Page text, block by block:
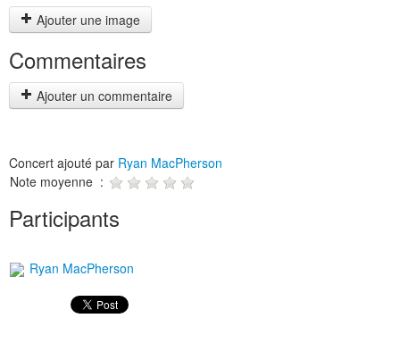
Ajouter une image
Commentaires
Ajouter un commentaire
Concert ajouté par Ryan MacPherson
Note moyenne :
Participants
Ryan MacPherson